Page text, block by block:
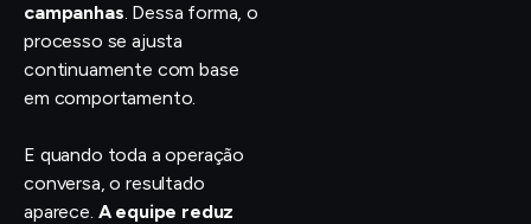
campanhas. Dessa forma, o
processo se ajusta
continuamente com base
em comportamento.
E quando toda a operação
conversa, o resultado
aparece. A equipe reduz